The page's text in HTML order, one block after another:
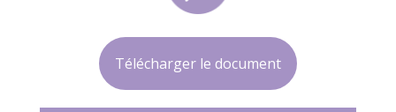
Télécharger le document